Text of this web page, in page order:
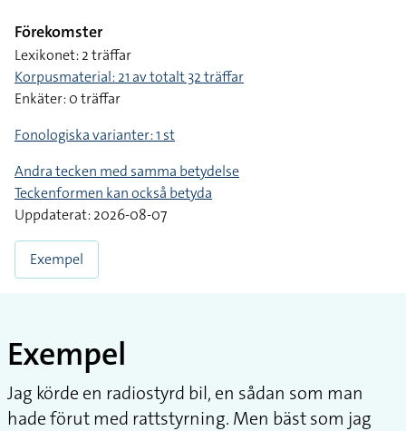
Förekomster
Lexikonet: 2 träffar
Korpusmaterial: 21 av totalt 32 träffar
Enkäter: 0 träffar
Fonologiska varianter: 1 st
Andra tecken med samma betydelse
Teckenformen kan också betyda
Uppdaterat: 2026-08-07
Exempel
Exempel
Jag körde en radiostyrd bil, en sådan som man
hade förut med rattstyrning. Men bäst som jag